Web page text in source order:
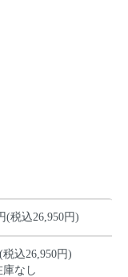
(税込26,950円)
税込26,950円)
庫なし